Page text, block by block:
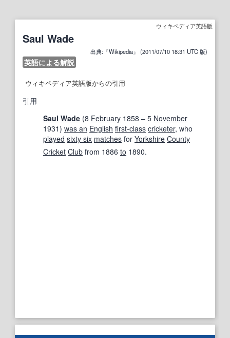
ウィキペディア英語版
Saul Wade
出典:『Wikipedia』 (2011/07/10 18:31 UTC 版)
英語による解説
ウィキペディア英語版からの引用
引用
Saul Wade (8 February 1858 – 5 November
1931) was an English first-class cricketer, who
played sixty six matches for Yorkshire County
Cricket Club from 1886 to 1890.